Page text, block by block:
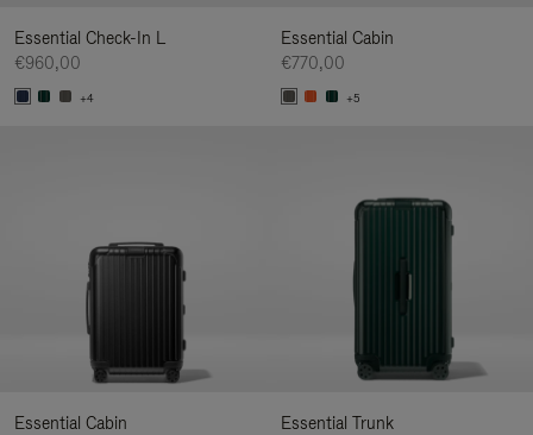
Essential Check-In L
€960,00
+4
Essential Cabin
€770,00
+5
Essential Cabin
Essential Trunk